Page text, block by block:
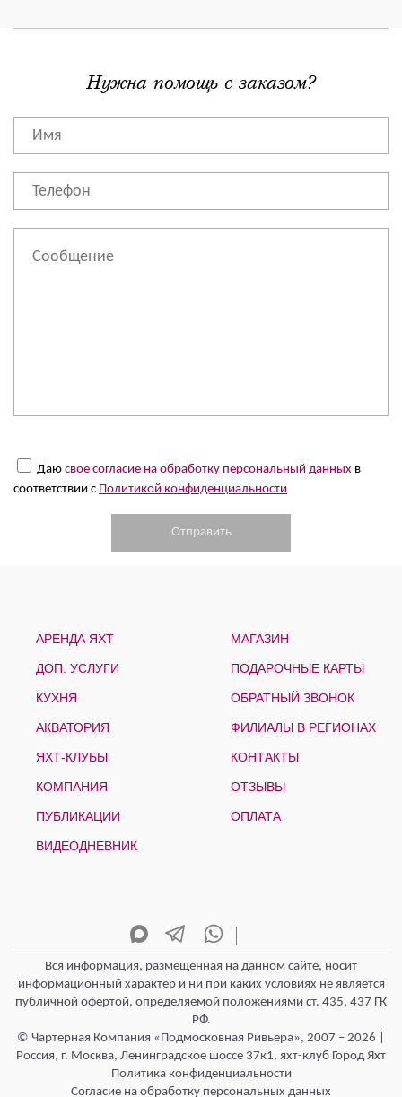
Нужна помощь с заказом?
Даю свое согласие на обработку персональный данных в
соответствии с Политикой конфиденциальности
АРЕНДА ЯХТ
ДОП. УСЛУГИ
КУХНЯ
АКВАТОРИЯ
ЯХТ-КЛУБЫ
КОМПАНИЯ
ПУБЛИКАЦИИ
ВИДЕОДНЕВНИК
МАГАЗИН
ПОДАРОЧНЫЕ КАРТЫ
ОБРАТНЫЙ ЗВОНОК
ФИЛИАЛЫ В РЕГИОНАХ
КОНТАКТЫ
ОТЗЫВЫ
ОПЛАТА
Вся информация, размещённая на данном сайте, носит
информационный характер и ни при каких условиях не является
публичной офертой, определяемой положениями ст. 435, 437 ГК
РФ.
© Чартерная Компания «Подмосковная Ривьера», 2007 – 2026 |
Россия, г. Москва, Ленинградское шоссе 37к1, яхт-клуб Город Яхт
Политика конфиденциальности
Согласие на обработку персональных данных